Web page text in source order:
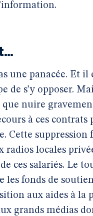
une panacée. Et il
de s’y opposer.
nuire
à ces contrats
Cette suppression
radios locales
ces salariés. Le
les fonds de
aux aides à la
grands médias